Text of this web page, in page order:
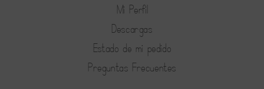
Mi Perfil
Descargas
Estado de mi pedido
Preguntas Frecuentes